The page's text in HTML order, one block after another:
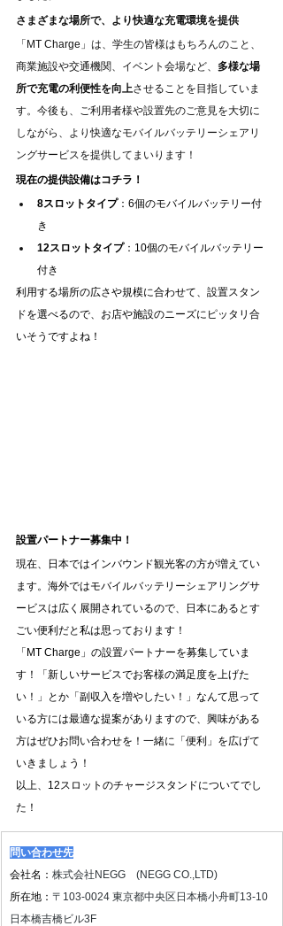
さまざまな場所で、より快適な充電環境を提供
「MT Charge」は、学生の皆様はもちろんのこと、
商業施設や交通機関、イベント会場など、 多様な場
所で充電の利便性を向上させることを目指していま
す。今後も、ご利用者様や設置先のご意見を大切に
しながら、より快適なモバイルバッテリーシェアリ
ングサービスを提供してまいります！
現在の提供設備はコチラ！
8スロットタイプ：6個のモバイルバッテリー付
き
12スロットタイプ：10個のモバイルバッテリー
付き
利用する場所の広さや規模に合わせて、設置スタン
ドを選べるので、お店や施設のニーズにピッタリ合
いそうですよね！
設置パートナー募集中！
現在、日本ではインバウンド観光客の方が増えてい
ます。海外ではモバイルバッテリーシェアリングサ
ービスは広く展開されているので、日本にあるとす
ごい便利だと私は思っております！
「MT Charge」の設置パートナーを募集していま
す！「新しいサービスでお客様の満足度を上げた
い！」とか「副収入を増やしたい！」なんて思って
いる方には最適な提案がありますので、興味がある
方はぜひお問い合わせを！一緒に「便利」を広げて
いきましょう！
以上、12スロットのチャージスタンドについてでし
た！
問い合わせ先
会社名： 株式会社NEGG　(NEGG CO.,LTD)
所在地： 〒103-0024 東京都中央区日本橋小舟町13-10
日本橋吉橋ビル3F